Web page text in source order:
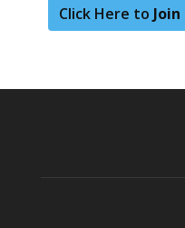
Click Here to Join